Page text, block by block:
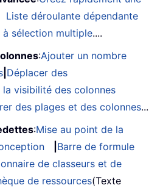
Liste déroulante dépendante
sélection multiple....
:Ajouter un nombre
Déplacer des
la visibilité des colonnes
des plages et des colonnes...
:Mise au point de la
Barre de formule
de classeurs et de
de ressources(Texte